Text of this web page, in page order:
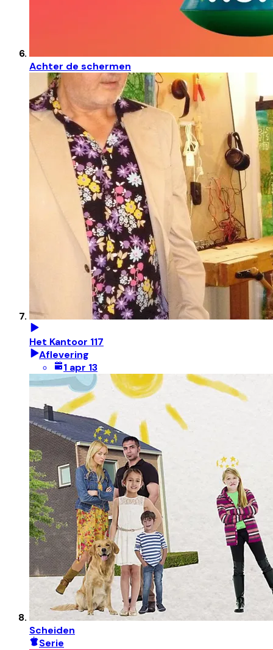
Achter de schermen
Het Kantoor 117
Aflevering
1 apr 13
Scheiden
Serie